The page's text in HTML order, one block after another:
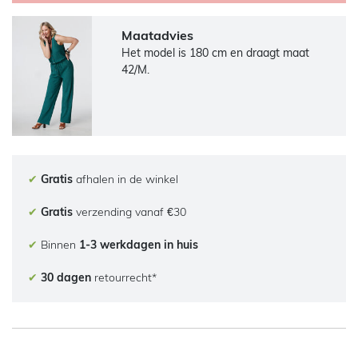
Maatadvies
Het model is 180 cm en draagt maat
42/M.
✔ Gratis afhalen in de winkel
✔ Gratis verzending vanaf €30
✔ Binnen 1-3 werkdagen in huis
✔ 30 dagen retourrecht*